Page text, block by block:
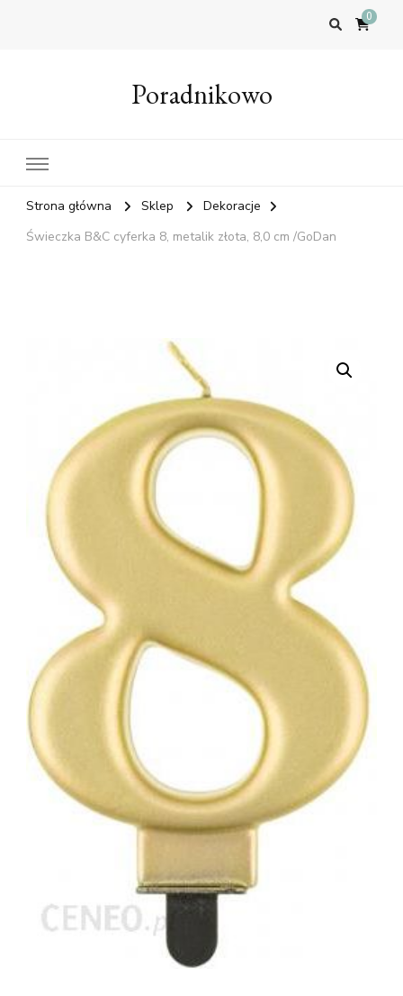
0
Poradnikowo
Strona główna Sklep
Dekoracje
Świeczka B&C cyferka 8, metalik złota, 8,0 cm /GoDan